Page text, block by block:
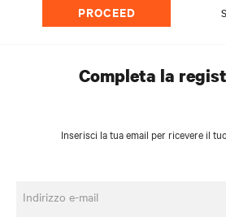
PROCEED
Completa la
Inserisci la tua email per ricevere il
Indirizzo e-mail